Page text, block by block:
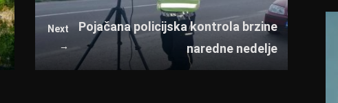
Next
→
Pojačana policijska kontrola brzine
naredne nedelje